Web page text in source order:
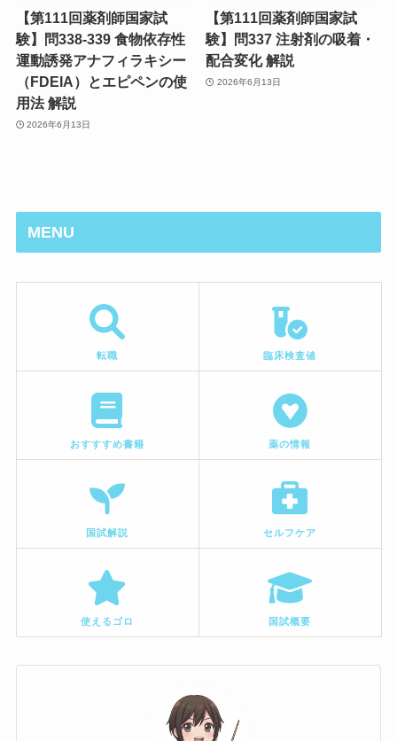
【第111回薬剤師国家試
験】問338-339 食物依存性
運動誘発アナフィラキシー
（FDEIA）とエピペンの使
用法 解説
2026年6月13日
【第111回薬剤師国家試
験】問337 注射剤の吸着・
配合変化 解説
2026年6月13日
MENU
転職 臨床検査値
おすすすめ書籍 薬の情報
国試解説 セルフケア
使えるゴロ 国試概要